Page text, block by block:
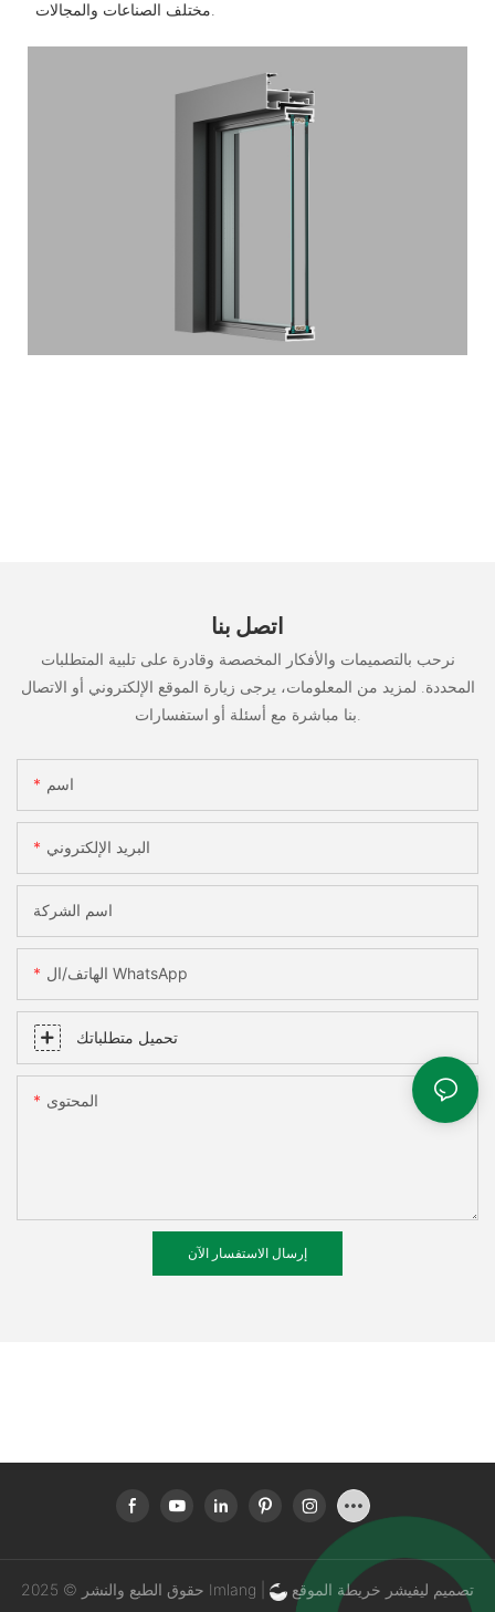
اتصل بنا
نرحب بالتصميمات والأفكار المخصصة وقادرة على تلبية المتطلبات
المحددة. لمزيد من المعلومات، يرجى زيارة الموقع الإلكتروني أو الاتصال
اسم
البريد الإلكتروني
اسم الشركة
الهاتف/ال WhatsApp
تحميل متطلباتك
المحتوى
إرسال الاستفسار الآن
حقوق الطبع والنشر © 2025 Imlang | تصميم ليفيشر خريطة الموقع